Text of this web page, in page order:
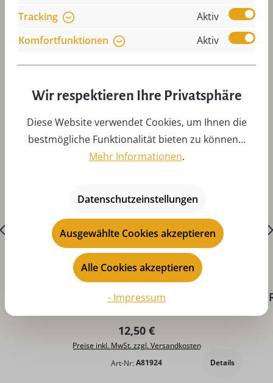
Zubehör
Waldbank für Räuchermännchen
Regulärer Preis:
12,50 €
Preise inkl. MwSt. zzgl. Versandkosten
Art-Nr:A81924 Details
Tracking
Aktiv
Komfortfunktionen
Aktiv
Wir respektieren Ihre Privatsphäre
Diese Website verwendet Cookies, um Ihnen die
bestmögliche Funktionalität bieten zu können...
Mehr Informationen.
Datenschutzeinstellungen
Ausgewählte Cookies akzeptieren
Alle Cookies akzeptieren
- Impressum